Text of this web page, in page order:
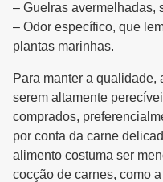
– Guelras avermelhadas,
– Odor específico, que
plantas marinhas.
Para manter a qualidade,
serem altamente
comprados,
por conta da carne
alimento costuma ser
cocção de carnes, como